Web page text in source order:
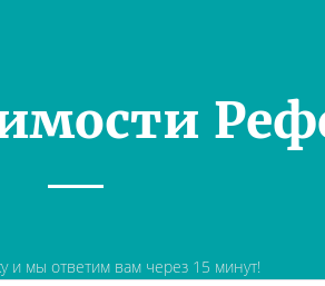
и мы ответим вам через 15 минут!